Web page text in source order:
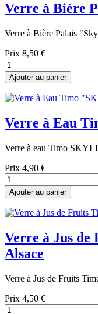
Verre à Bière
Verre à Bière Palais
Prix 8,50 €
Ajouter au panier
Verre à Eau
Verre à eau Timo
Prix 4,90 €
Ajouter au panier
Verre à Jus
Alsace
Verre à Jus de Fruits
Prix 4,50 €